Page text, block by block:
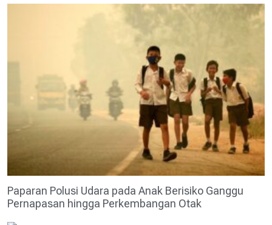
Paparan Polusi Udara pada Anak Berisiko Ganggu
Pernapasan hingga Perkembangan Otak